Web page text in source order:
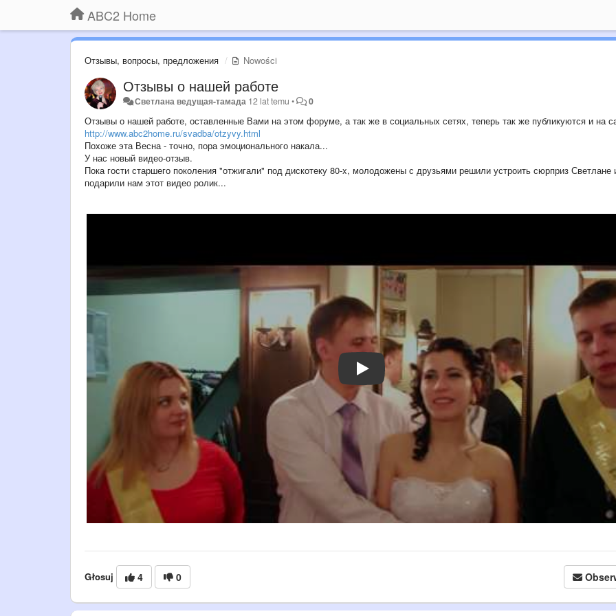
ABC2 Home
Отзывы, вопросы, предложения Nowości
Отзывы о нашей работе
Светлана ведущая-тамада 12 lat temu • 0
Отзывы о нашей работе, оставленные Вами на этом форуме, а так же в социальных сетях, теперь так же публикуются и на
http://www.abc2home.ru/svadba/otzyvy.html
Похоже эта Весна - точно, пора эмоционального накала...
У нас новый видео-отзыв.
Пока гости старшего поколения "отжигали" под дискотеку 80-x, молодожены с друзьями решили устроить сюрприз Светлане
подарили нам этот видео ролик...
Głosuj 4 0